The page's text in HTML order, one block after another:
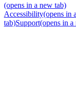
(opens in a new tab)
Accessibility(opens in
tab)Support(opens in a